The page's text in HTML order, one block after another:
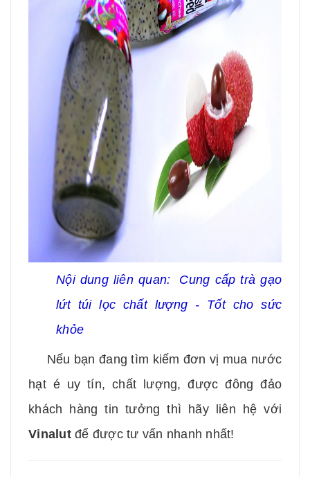
Nội dung liên quan:
Cung cấp trà gạo
lứt túi lọc chất lượng - Tốt cho sức
khỏe
Nếu bạn đang tìm kiếm đơn vị mua nước
hạt é uy tín, chất lượng, được đông đảo
khách hàng tin tưởng thì hãy liên hệ với
Vinalutđể được tư vấn nhanh nhất!